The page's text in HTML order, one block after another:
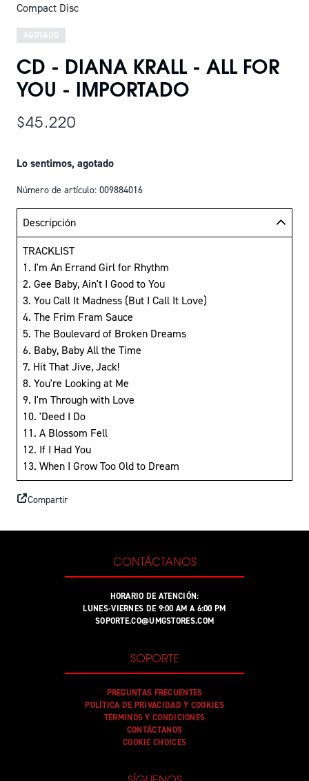
Compact Disc
AGOTADO
CD - DIANA KRALL - ALL FOR
YOU - IMPORTADO
$45.220
Lo sentimos, agotado
Número de artículo: 009884016
Descripción
TRACKLIST
1. I'm An Errand Girl for Rhythm
2. Gee Baby, Ain't I Good to You
3. You Call It Madness (But I Call It Love)
4. The Frim Fram Sauce
5. The Boulevard of Broken Dreams
6. Baby, Baby All the Time
7. Hit That Jive, Jack!
8. You're Looking at Me
9. I'm Through with Love
10. 'Deed I Do
11. A Blossom Fell
12. If I Had You
13. When I Grow Too Old to Dream
Compartir
CONTÁCTANOS
HORARIO DE ATENCIÓN:
LUNES-VIERNES DE 9:00 AM A 6:00 PM
SOPORTE.CO@UMGSTORES.COM
SOPORTE
PREGUNTAS FRECUENTES
POLÍTICA DE PRIVACIDAD Y COOKIES
TÉRMINOS Y CONDICIONES
CONTÁCTANOS
COOKIE CHOICES